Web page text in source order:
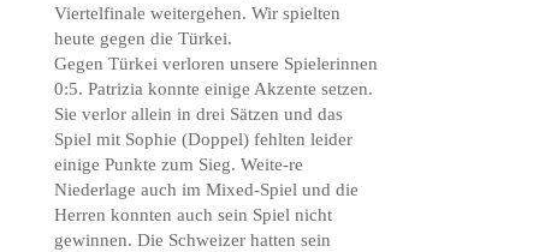
Viertelfinale weitergehen. Wir spielten
heute gegen die Türkei.
Gegen Türkei verloren unsere Spielerinnen
0:5. Patrizia konnte einige Akzente setzen.
Sie verlor allein in drei Sätzen und das
Spiel mit Sophie (Doppel) fehlten leider
einige Punkte zum Sieg. Weite-re
Niederlage auch im Mixed-Spiel und die
Herren konnten auch sein Spiel nicht
gewinnen. Die Schweizer hatten sein